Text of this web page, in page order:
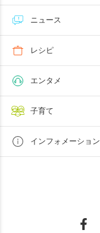
ニュース
レシピ
エンタメ
子育て
インフォメーション